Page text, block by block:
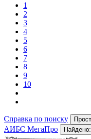
1
2
3
4
5
6
7
8
9
10
Справка по поиску
АИБС МегаПро
Найдено: